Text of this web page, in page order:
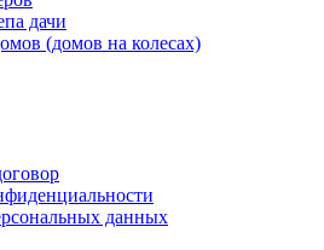
дачи
(домов на колесах)
данных